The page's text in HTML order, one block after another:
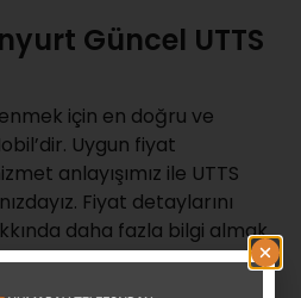
Güncel UTTS
için en doğru ve
Uygun fiyat
anlayışımız ile UTTS
Fiyat detaylarını
daha fazla bilgi almak
sayfamızı ziyaret